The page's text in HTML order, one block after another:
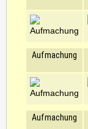
Aufmachung
Aufmachung